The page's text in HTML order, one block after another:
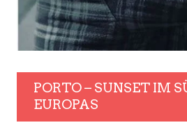
PORTO – SUNSET IM
EUROPAS